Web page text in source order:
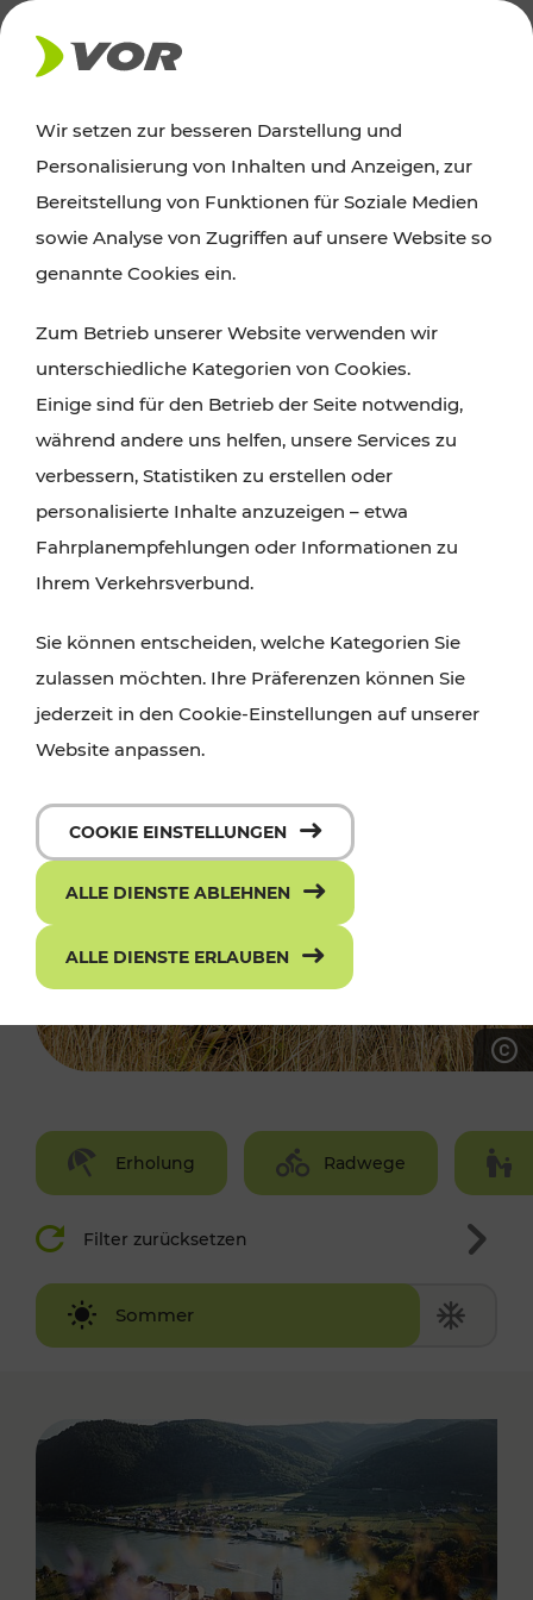
AKTUELLES
Ausflugstipps
Wien, Niederösterreich und das Burgenland
Wanderungen, Kultur und Gastronomie,
Radtouren oder purer Naturgenuss – viele
Attraktionen sind mit den Ticket- und Fahrplan-
Angeboten des VOR gut und schnell erreichbar.
Erholung Radwege
Filter zurücksetzen
Sommer
Winter
Wir setzen zur besseren Darstellung und
Personalisierung von Inhalten und Anzeigen, zur
Bereitstellung von Funktionen für Soziale Medien
sowie Analyse von Zugriffen auf unsere Website so
genannte Cookies ein.
Zum Betrieb unserer Website verwenden wir
unterschiedliche Kategorien von Cookies.
Einige sind für den Betrieb der Seite notwendig,
während andere uns helfen, unsere Services zu
verbessern, Statistiken zu erstellen oder
personalisierte Inhalte anzuzeigen – etwa
Fahrplanempfehlungen oder Informationen zu
Ihrem Verkehrsverbund.
Sie können entscheiden, welche Kategorien Sie
zulassen möchten. Ihre Präferenzen können Sie
jederzeit in den Cookie-Einstellungen auf unserer
Website anpassen.
COOKIE EINSTELLUNGEN
ALLE DIENSTE ABLEHNEN
ALLE DIENSTE ERLAUBEN